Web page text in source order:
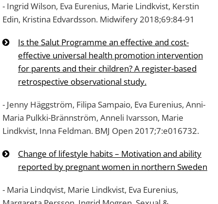
- Ingrid Wilson, Eva Eurenius, Marie Lindkvist, Kerstin
Edin, Kristina Edvardsson. Midwifery 2018;69:84-91
Is the Salut Programme an effective and cost-
effective universal health promotion intervention
for parents and their children? A register-based
retrospective observational study.
- Jenny Häggström, Filipa Sampaio, Eva Eurenius, Anni-
Maria Pulkki-Brännström, Anneli Ivarsson, Marie
Lindkvist, Inna Feldman. BMJ Open 2017;7:e016732.
Change of lifestyle habits – Motivation and ability
reported by pregnant women in northern Sweden
- Maria Lindqvist, Marie Lindkvist, Eva Eurenius,